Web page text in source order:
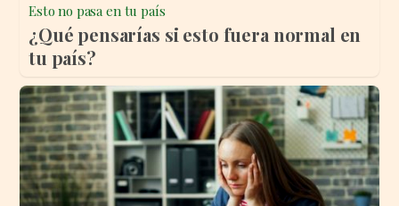
Esto no pasa en tu país
¿Qué pensarías si esto fuera normal en
tu país?